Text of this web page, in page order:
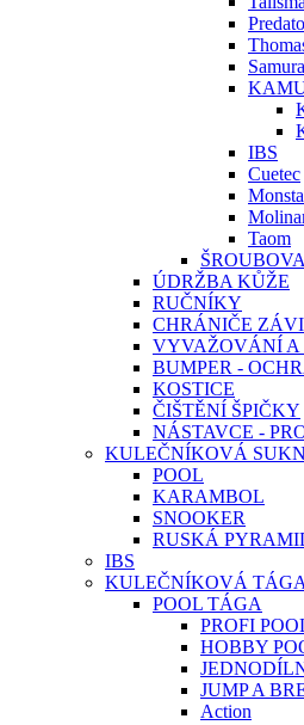
IBS
Cuetec
Taom
ÚDRŽBA KŮŽE
RUČNÍKY
CHRÁNIČE
VYVAŽOVÁNÍ A
BUMPER -
KOSTICE
ČIŠTĚNÍ ŠPIČKY
NÁSTAVCE -
KULEČNÍKOVÁ
POOL
KARAMBOL
SNOOKER
RUSKÁ
IBS
KULEČNÍKOVÁ TÁGA
POOL TÁGA
PROFI
HOBBY
JUMP A
Action